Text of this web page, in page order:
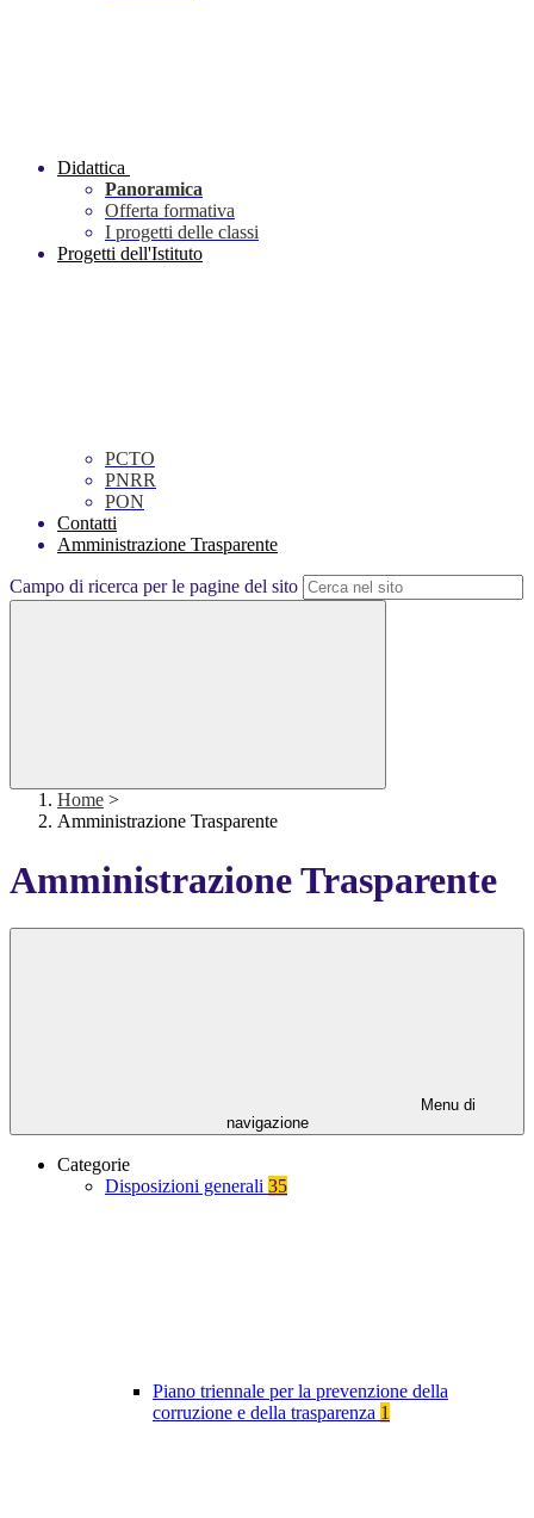
Didattica
Panoramica
Offerta formativa
I progetti delle classi
Progetti dell'Istituto
PCTO
PNRR
PON
Contatti
Amministrazione Trasparente
Campo di ricerca per le pagine del sito
Home >
Amministrazione Trasparente
Amministrazione Trasparente
Menu di
navigazione
Categorie
Disposizioni generali 35
Piano triennale per la prevenzione della
corruzione e della trasparenza 1